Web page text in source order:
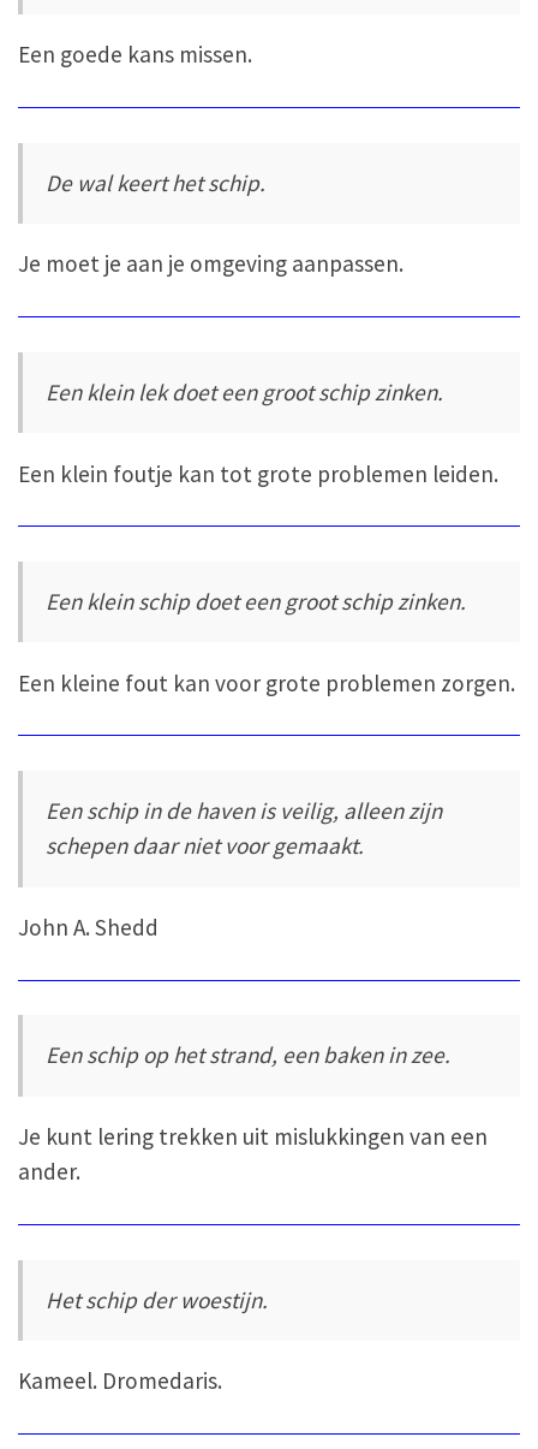
Een goede kans missen.
De wal keert het schip.
Je moet je aan je omgeving aanpassen.
Een klein lek doet een groot schip zinken.
Een klein foutje kan tot grote problemen leiden.
Een klein schip doet een groot schip zinken.
Een kleine fout kan voor grote problemen zorgen.
Een schip in de haven is veilig, alleen zijn
schepen daar niet voor gemaakt.
John A. Shedd
Een schip op het strand, een baken in zee.
Je kunt lering trekken uit mislukkingen van een
ander.
Het schip der woestijn.
Kameel. Dromedaris.